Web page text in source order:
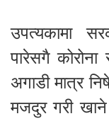
उपत्यकामा
पारेसगै
अगाडी मात्र
मजदुर गरी खाने